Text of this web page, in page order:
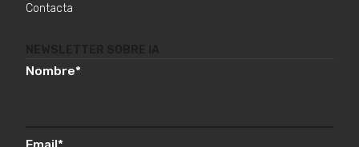
Contacta
Nombre*
Email*